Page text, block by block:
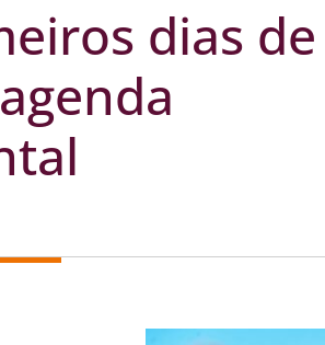
dias de